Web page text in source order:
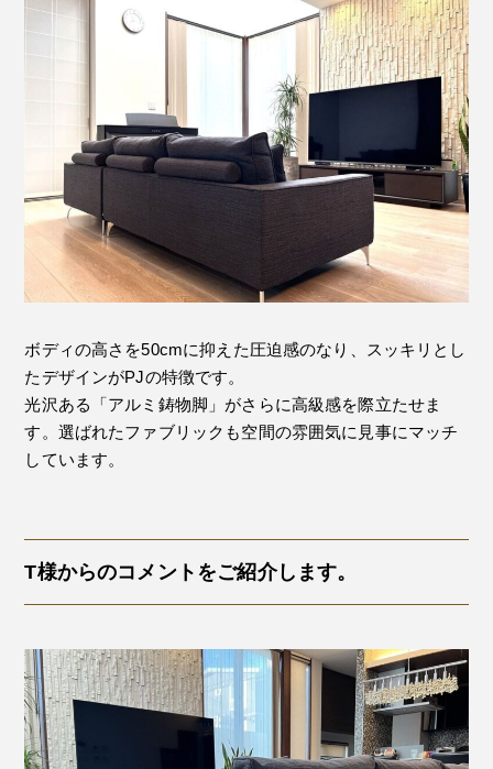
ボディの高さを50cmに抑えた圧迫感のなり、スッキリとし
たデザインがPJの特徴です。
光沢ある「アルミ鋳物脚」がさらに高級感を際立たせま
す。選ばれたファブリックも空間の雰囲気に見事にマッチ
しています。
T様からのコメントをご紹介します。